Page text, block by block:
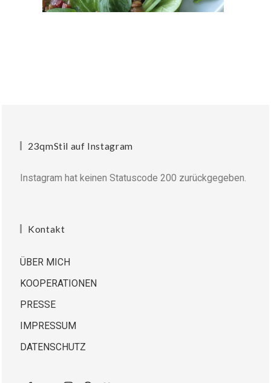
23qmStil auf Instagram
Instagram hat keinen Statuscode 200 zurückgegeben.
Kontakt
ÜBER MICH
KOOPERATIONEN
PRESSE
IMPRESSUM
DATENSCHUTZ